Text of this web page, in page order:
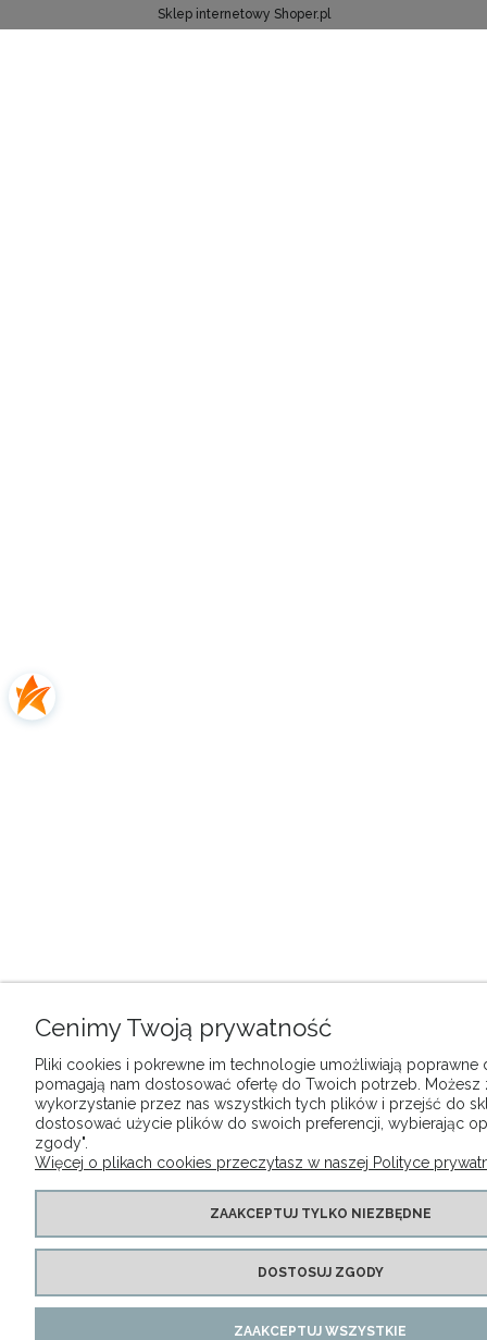
Sklep internetowy Shoper.pl
Cenimy Twoją prywatność
Pliki cookies i pokrewne im technologie umożliwiają poprawne
pomagają nam dostosować ofertę do Twoich potrzeb. Możesz
wykorzystanie przez nas wszystkich tych plików i przejść do
dostosować użycie plików do swoich preferencji, wybierając
zgody".
Więcej o plikach cookies przeczytasz w naszej Polityce
ZAAKCEPTUJ TYLKO NIEZBĘDNE
DOSTOSUJ ZGODY
ZAAKCEPTUJ WSZYSTKIE